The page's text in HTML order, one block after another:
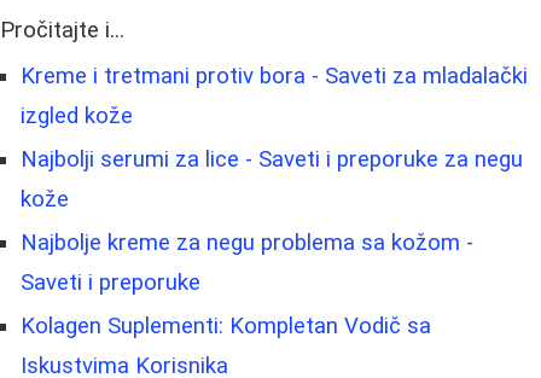
Pročitajte i...
Kreme i tretmani protiv bora - Saveti za mladalački
izgled kože
Najbolji serumi za lice - Saveti i preporuke za negu
kože
Najbolje kreme za negu problema sa kožom -
Saveti i preporuke
Kolagen Suplementi: Kompletan Vodič sa
Iskustvima Korisnika